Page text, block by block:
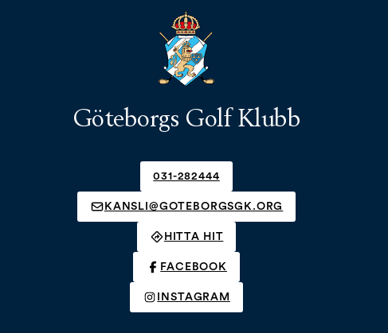
Göteborgs Golf Klubb
031-282444
KANSLI@GOTEBORGSGK.ORG
HITTA HIT
FACEBOOK
INSTAGRAM